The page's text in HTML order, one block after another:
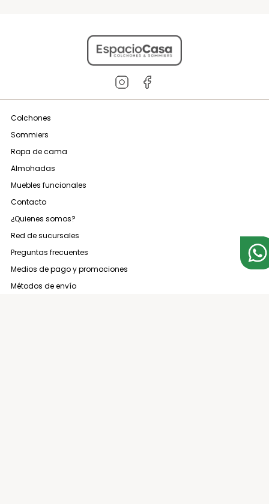
Colchones
Sommiers
Ropa de cama
Almohadas
Muebles funcionales
Contacto
¿Quienes somos?
Red de sucursales
Preguntas frecuentes
Medios de pago y promociones
Métodos de envío